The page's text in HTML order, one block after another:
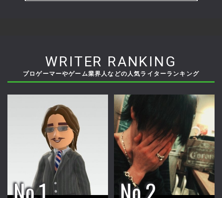
WRITER RANKING
プロゲーマーやゲーム業界人などの人気ライターランキング